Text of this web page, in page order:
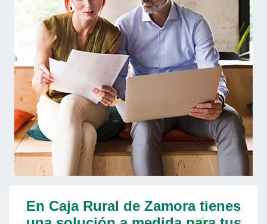
En Caja Rural de Zamora tienes